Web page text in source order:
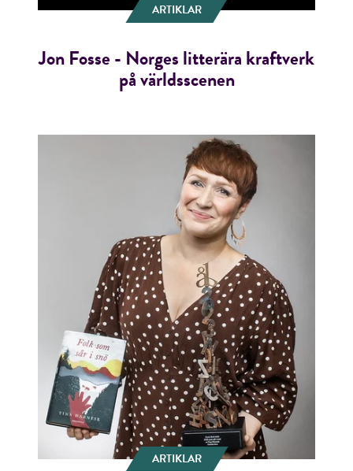
ARTIKLAR
Jon Fosse - Norges litterära kraftverk
på världsscenen
ARTIKLAR